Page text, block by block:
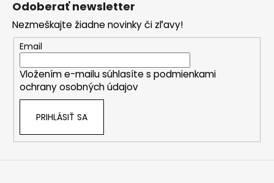
Odoberať newsletter
Nezmeškajte žiadne novinky či zľavy!
Email
Vložením e-mailu súhlasíte s podmienkami
ochrany osobných údajov
PRIHLÁSIŤ SA